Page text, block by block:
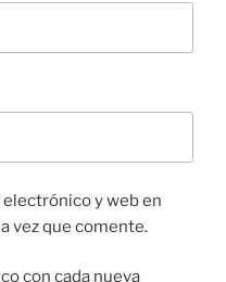
y web en
vez que comente.
con cada nueva